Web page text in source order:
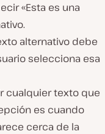
«Esta es una
alternativo debe
selecciona esa
cualquier texto que
es cuando
cerca de la